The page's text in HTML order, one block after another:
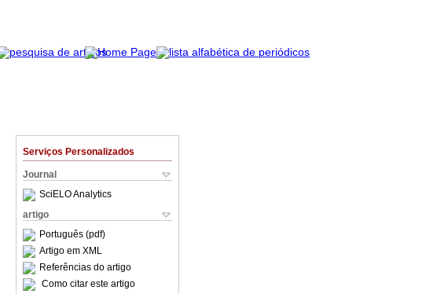
Serviços Personalizados
Journal
SciELO Analytics
artigo
Português (pdf)
Artigo em XML
Referências do artigo
Como citar este artigo